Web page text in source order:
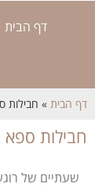
דף הבית
דף הבית » חבילות
חבילות ספא
שעתיים של